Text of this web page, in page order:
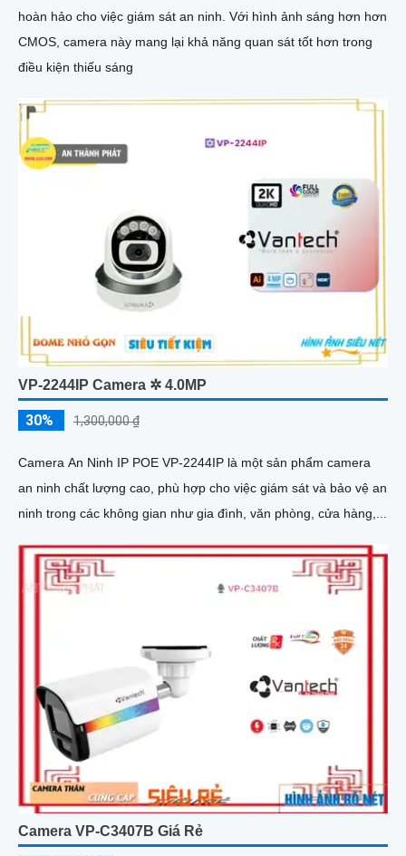
hoàn hảo cho việc giám sát an ninh. Với hình ảnh sáng hơn hơn
CMOS, camera này mang lại khả năng quan sát tốt hơn trong
điều kiện thiếu sáng
VP-2244IP Camera ✲ 4.0MP
30% 1,300,000 ₫
Camera An Ninh IP POE VP-2244IP là một sản phẩm camera
an ninh chất lượng cao, phù hợp cho việc giám sát và bảo vệ an
ninh trong các không gian như gia đình, văn phòng, cửa hàng,...
Camera VP-C3407B Giá Rẻ